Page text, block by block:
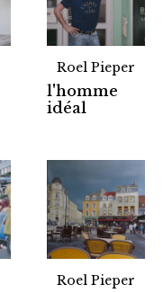
Roel Pieper
l'homme
idéal
Roel Pieper